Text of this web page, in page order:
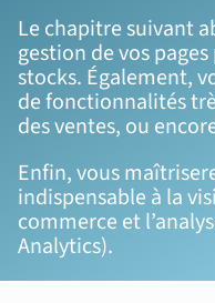
Le chapitre suivant
gestion de vos
stocks. Également,
de fonctionnalités
des ventes, ou
Enfin, vous
indispensable à la
commerce et
Analytics).